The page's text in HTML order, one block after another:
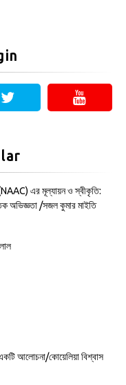
(NAAC) এর মূল্যায়ন ও স্বীকৃতি:
অভিজ্ঞতা /সজল কুমার মাইতি
আলোচনা/কোয়েলিয়া বিশ্বাস